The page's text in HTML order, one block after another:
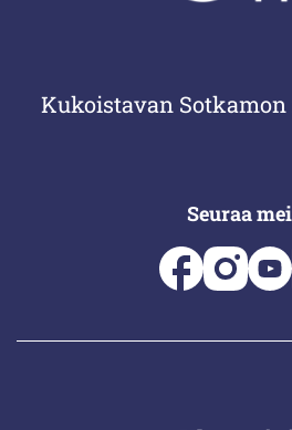
Kukoistavan
Seuraa